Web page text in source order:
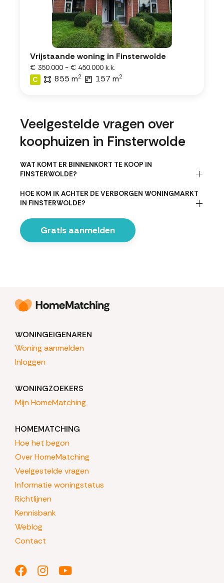
Vrijstaande woning in Finsterwolde
€ 350.000 - € 450.000 k.k.
C
855 m2 157 m2
Veelgestelde vragen over
koophuizen in Finsterwolde
WAT KOMT ER BINNENKORT TE KOOP IN
FINSTERWOLDE?
HOE KOM IK ACHTER DE VERBORGEN WONINGMARKT
IN FINSTERWOLDE?
Gratis aanmelden
WONINGEIGENAREN
Woning aanmelden
Inloggen
WONINGZOEKERS
Mijn HomeMatching
HOMEMATCHING
Hoe het begon
Over HomeMatching
Veelgestelde vragen
Informatie woningstatus
Richtlijnen
Kennisbank
Weblog
Contact